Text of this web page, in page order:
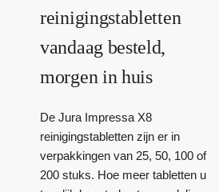
reinigingstabletten
vandaag besteld,
morgen in huis
De Jura Impressa X8
reinigingstabletten zijn er in
verpakkingen van 25, 50, 100 of
200 stuks. Hoe meer tabletten u